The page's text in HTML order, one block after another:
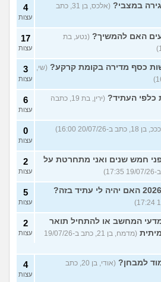
במצבי?
(אלכס, בן 31, כתב
4
עצות
האם להמשיך? (נטע, בת
17
עצות
כסף מדירה בקומת קרקע? (שי,
3
עצות
כלפי העתיד?
(ירין, בת 19, כתבה
6
עצות
כתב ב-20/07/26 16:00) 0
עצות
חמש שנים ואני מתחרטת על
2
עצות
5
עצות
המחשב או להתחיל תואר
(מדמח, בן 21, כתב ב-19/07/26
2
עצות
למבחן?
(אודי, בן 20, כתב
4
עצות